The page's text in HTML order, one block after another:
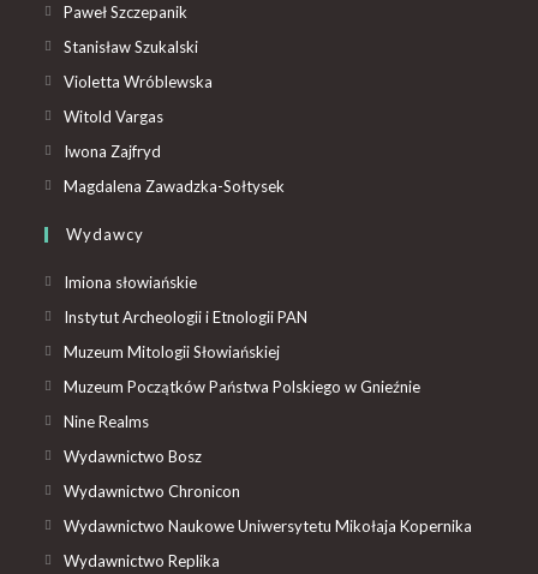
Paweł Szczepanik
Stanisław Szukalski
Violetta Wróblewska
Witold Vargas
Iwona Zajfryd
Magdalena Zawadzka-Sołtysek
Wydawcy
Imiona słowiańskie
Instytut Archeologii i Etnologii PAN
Muzeum Mitologii Słowiańskiej
Muzeum Początków Państwa Polskiego w Gnieźnie
Nine Realms
Wydawnictwo Bosz
Wydawnictwo Chronicon
Wydawnictwo Naukowe Uniwersytetu Mikołaja Kopernika
Wydawnictwo Replika